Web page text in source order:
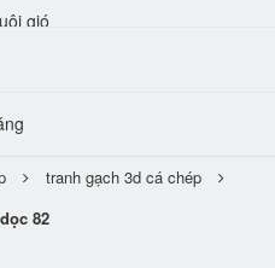
gió
tranh gạch 3d cá chép
82